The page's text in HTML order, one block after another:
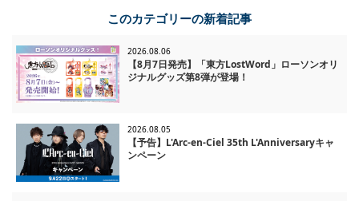
このカテゴリーの新着記事
2026.08.06
【8月7日発売】「東方LostWord」ローソンオリ
ジナルグッズ第8弾が登場！
2026.08.05
【予告】L'Arc-en-Ciel 35th L'Anniversaryキャ
ンペーン